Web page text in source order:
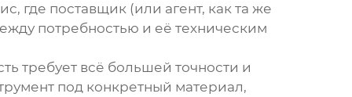
где поставщик (или агент, как та же
потребностью и её техническим
требует всё большей точности и
под конкретный материал,